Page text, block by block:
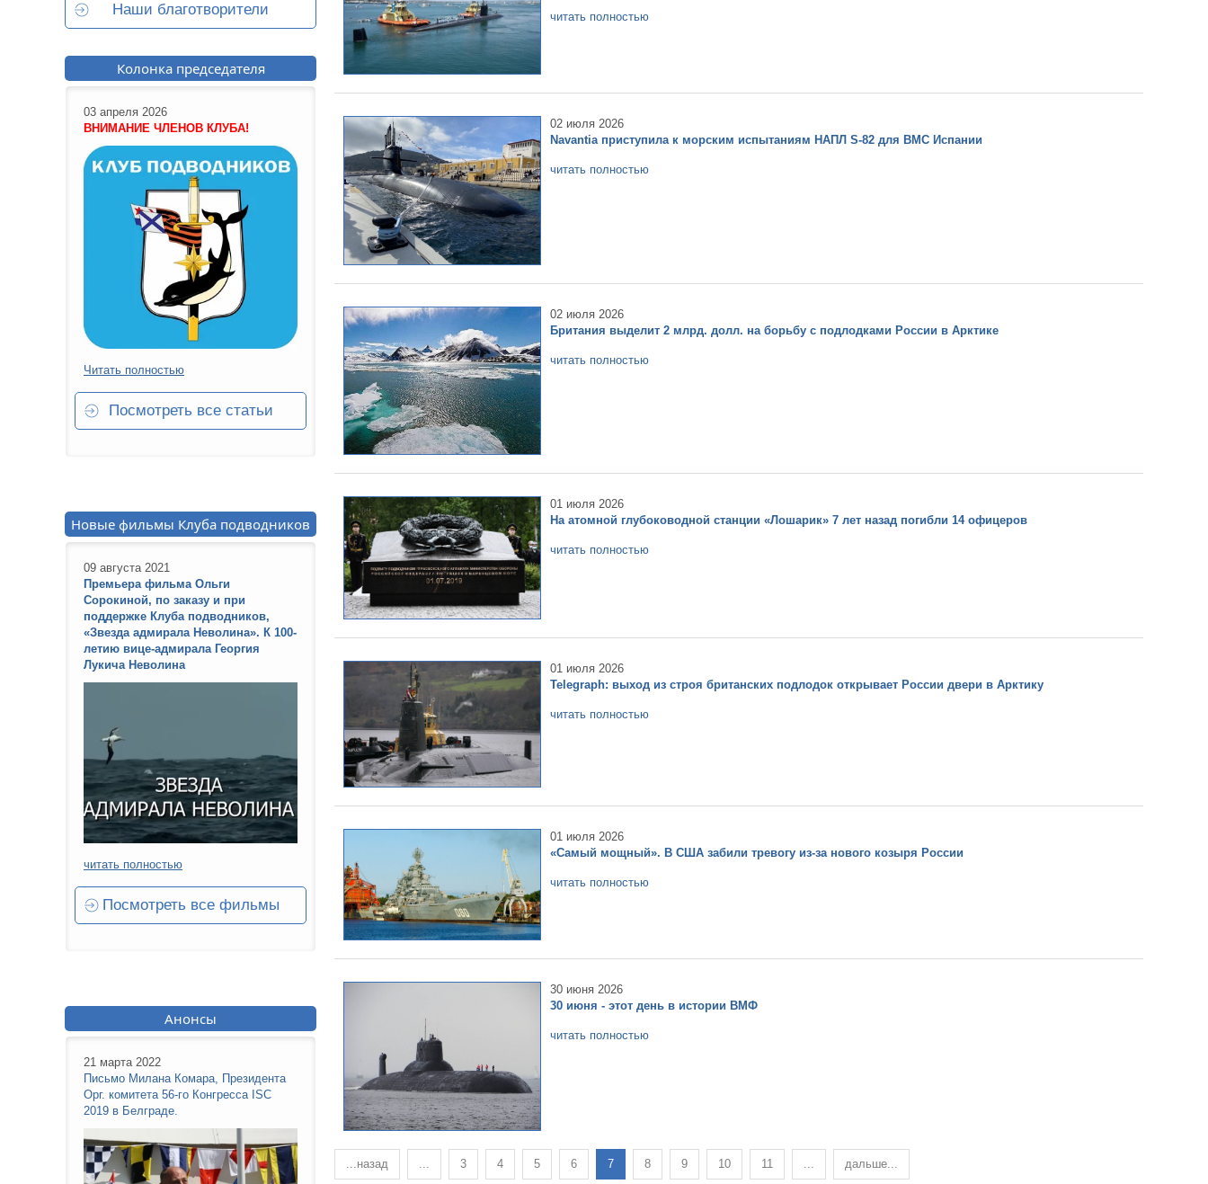
читать полностью
02 июля 2026
Navantia приступила к морским испытаниям НАПЛ S-82 для ВМС Испании
читать полностью
02 июля 2026
Британия выделит 2 млрд. долл. на борьбу с подлодками России в Арктике
читать полностью
01 июля 2026
На атомной глубоководной станции «Лошарик» 7 лет назад погибли 14 офицеров
читать полностью
01 июля 2026
Telegraph: выход из строя британских подлодок открывает России двери в Арктику
читать полностью
01 июля 2026
«Самый мощный». В США забили тревогу из-за нового козыря России
читать полностью
30 июня 2026
30 июня - этот день в истории ВМФ
читать полностью
...назад 3 4 5 6 7 8 9 10 11 дальше...
Наши благотворители
Колонка председателя
03 апреля 2026
ВНИМАНИЕ ЧЛЕНОВ КЛУБА!
Читать полностью
Посмотреть все статьи
Новые фильмы Клуба подводников
09 августа 2021
Премьера фильма Ольги
Сорокиной, по заказу и при
поддержке Клуба подводников,
«Звезда адмирала Неволина». К 100-
летию вице-адмирала Георгия
Лукича Неволина
читать полностью
Посмотреть все фильмы
Анонсы
21 марта 2022
Письмо Милана Комара, Президента
Орг. комитета 56-го Конгресса ISC
2019 в Белграде.